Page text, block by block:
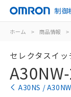
制御
ホーム > 商品情報 >
セレクタスイッ
A30NS /